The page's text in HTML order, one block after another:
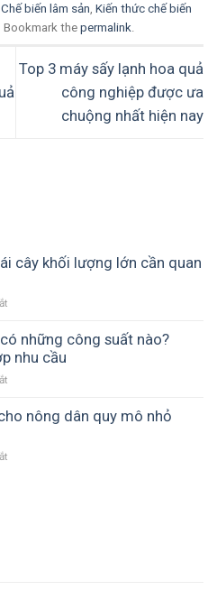
Chế biến lâm sản Kiến thức chế biến
. Bookmark the permalink
Top 3 máy sấy lạnh hoa quả
công nghiệp được ưa
chuộng nhất hiện nay
cây khối lượng lớn cần quan
tư
máy
khối
có những công suất nào?
nhu cầu
sấy
nông dân quy mô nhỏ